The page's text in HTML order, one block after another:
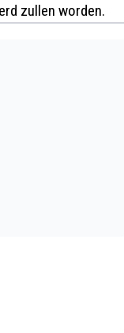
zullen worden.